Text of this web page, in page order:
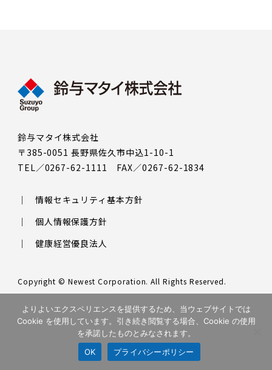
鈴与マタイ株式会社
〒385-0051 長野県佐久市中込1-10-1
TEL／0267-62-1111 FAX／0267-62-1834
情報セキュリティ基本方針
個人情報保護方針
健康経営優良法人
Copyright © Newest Corporation. All Rights Reserved.
イバシーポリシー
と利用規約が適用されます。
よりよいエクスペリエンスを提供するため、当ウェブサイトでは
Cookie を使用しています。引き続き閲覧する場合、Cookie の使用
を承諾したものとみなされます。
OK
プライバシーポリシー